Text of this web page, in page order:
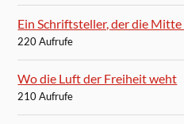
Ein Schriftsteller, der die
220 Aufrufe
Wo die Luft der Freiheit weht
210 Aufrufe